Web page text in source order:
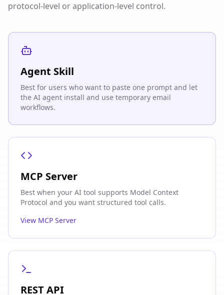
protocol-level or application-level control.
Agent Skill
Best for users who want to paste one prompt and let
the AI agent install and use temporary email
workflows.
MCP Server
Best when your AI tool supports Model Context
Protocol and you want structured tool calls.
View MCP Server
REST API